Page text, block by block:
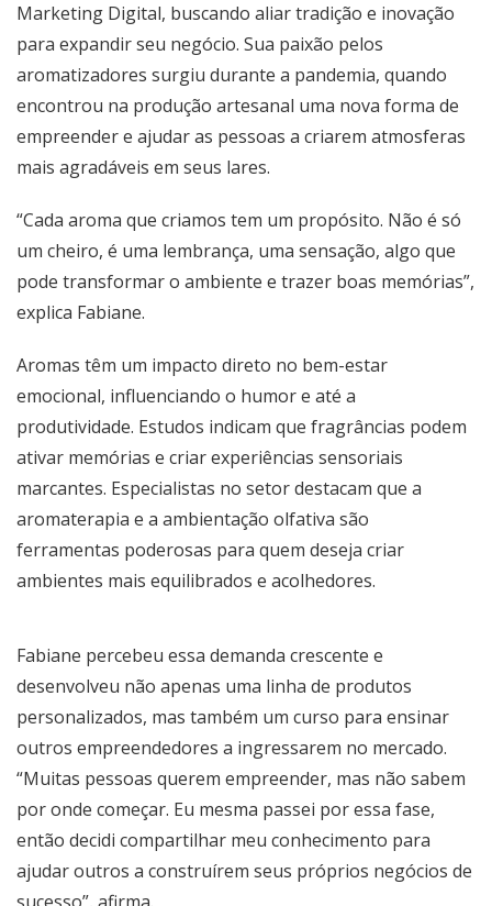
Marketing Digital, buscando aliar tradição e inovação
para expandir seu negócio. Sua paixão pelos
aromatizadores surgiu durante a pandemia, quando
encontrou na produção artesanal uma nova forma de
empreender e ajudar as pessoas a criarem atmosferas
mais agradáveis em seus lares.
“Cada aroma que criamos tem um propósito. Não é só
um cheiro, é uma lembrança, uma sensação, algo que
pode transformar o ambiente e trazer boas memórias”,
explica Fabiane.
Aromas têm um impacto direto no bem-estar
emocional, influenciando o humor e até a
produtividade. Estudos indicam que fragrâncias podem
ativar memórias e criar experiências sensoriais
marcantes. Especialistas no setor destacam que a
aromaterapia e a ambientação olfativa são
ferramentas poderosas para quem deseja criar
ambientes mais equilibrados e acolhedores.
Fabiane percebeu essa demanda crescente e
desenvolveu não apenas uma linha de produtos
personalizados, mas também um curso para ensinar
outros empreendedores a ingressarem no mercado.
“Muitas pessoas querem empreender, mas não sabem
por onde começar. Eu mesma passei por essa fase,
então decidi compartilhar meu conhecimento para
ajudar outros a construírem seus próprios negócios de